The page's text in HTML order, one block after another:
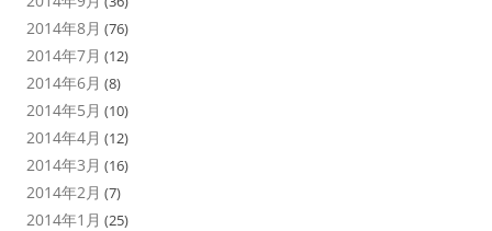
2014年8月 (76)
2014年7月 (12)
2014年6月 (8)
2014年5月 (10)
2014年4月 (12)
2014年3月 (16)
2014年2月 (7)
2014年1月 (25)